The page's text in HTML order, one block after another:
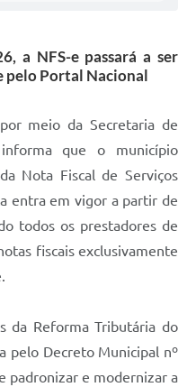
a NFS-e passará a ser
pelo Portal Nacional
meio da Secretaria de
que o município
Nota Fiscal de Serviços
entra em vigor a partir de
todos os prestadores de
fiscais exclusivamente
da Reforma Tributária do
pelo Decreto Municipal nº
padronizar e modernizar a